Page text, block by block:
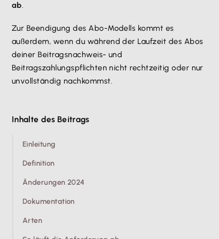
ab.
Zur Beendigung des Abo-Modells kommt es
außerdem, wenn du während der Laufzeit des Abos
deiner Beitragsnachweis- und
Beitragszahlungspflichten nicht rechtzeitig oder nur
unvollständig nachkommst.
Inhalte des Beitrags
Einleitung
Definition
Änderungen 2024
Dokumentation
Arten